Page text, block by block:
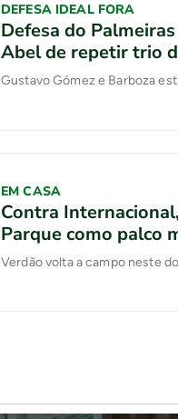
DEFESA IDEAL FORA
Defesa do
Abel de repetir trio
Gustavo Gómez e Barboza
EM CASA
Contra
Parque como palco
Verdão volta a campo neste